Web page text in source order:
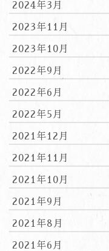
2024年3月
2023年11月
2023年10月
2022年9月
2022年6月
2022年5月
2021年12月
2021年11月
2021年10月
2021年9月
2021年8月
2021年6月